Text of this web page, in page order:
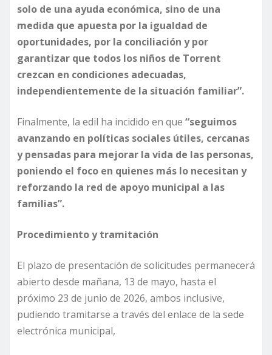
solo de una ayuda económica, sino de una
medida que apuesta por la igualdad de
oportunidades, por la conciliación y por
garantizar que todos los niños de Torrent
crezcan en condiciones adecuadas,
independientemente de la situación familiar”.
Finalmente, la edil ha incidido en que “seguimos
avanzando en políticas sociales útiles, cercanas
y pensadas para mejorar la vida de las personas,
poniendo el foco en quienes más lo necesitan y
reforzando la red de apoyo municipal a las
familias”.
Procedimiento y tramitación
El plazo de presentación de solicitudes permanecerá
abierto desde mañana, 13 de mayo, hasta el
próximo 23 de junio de 2026, ambos inclusive,
pudiendo tramitarse a través del enlace de la sede
electrónica municipal,